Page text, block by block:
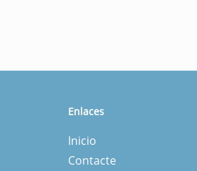
Enlaces
Inicio
Contacte